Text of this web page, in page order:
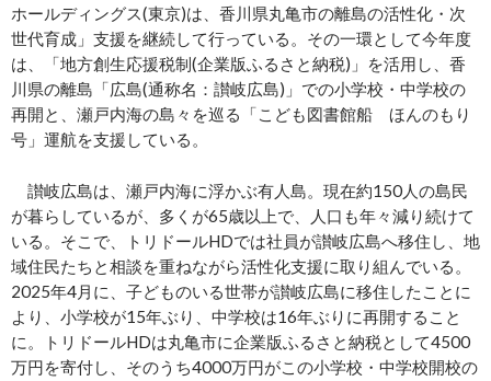
ホールディングス(東京)は、香川県丸亀市の離島の活性化・次
世代育成」支援を継続して行っている。その一環として今年度
は、「地方創生応援税制(企業版ふるさと納税)」を活用し、香
川県の離島「広島(通称名：讃岐広島)」での小学校・中学校の
再開と、瀬戸内海の島々を巡る「こども図書館船 ほんのもり
号」運航を支援している。
讃岐広島は、瀬戸内海に浮かぶ有人島。現在約150人の島民
が暮らしているが、多くが65歳以上で、人口も年々減り続けて
いる。そこで、トリドールHDでは社員が讃岐広島へ移住し、地
域住民たちと相談を重ねながら活性化支援に取り組んでいる。
2025年4月に、子どものいる世帯が讃岐広島に移住したことに
より、小学校が15年ぶり、中学校は16年ぶりに再開すること
に。トリドールHDは丸亀市に企業版ふるさと納税として4500
万円を寄付し、そのうち4000万円がこの小学校・中学校開校の